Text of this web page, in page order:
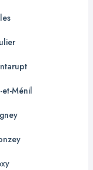
et-Ménil